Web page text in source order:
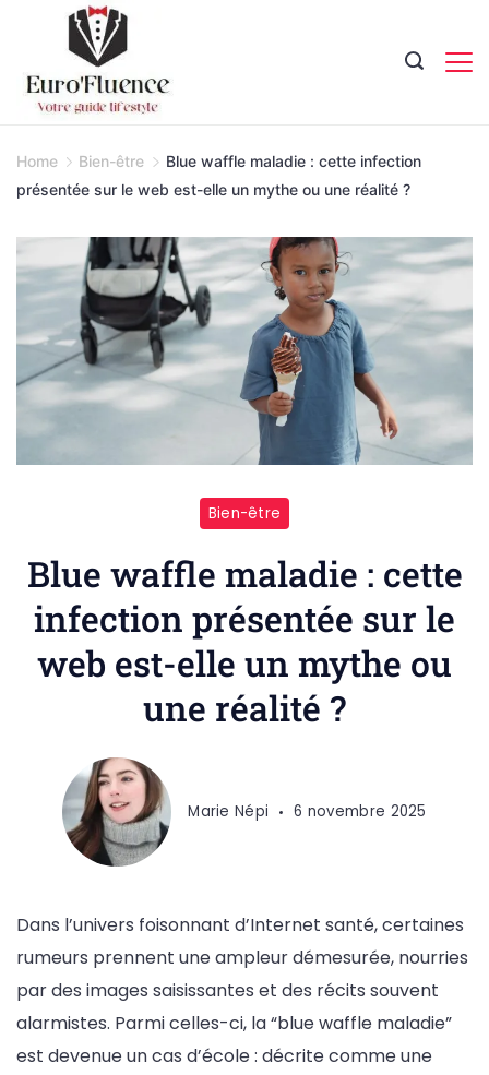
content
Home Bien-être
Blue waffle maladie : cette infection
présentée sur le web est-elle un mythe ou une réalité ?
Bien-être
Blue waffle maladie : cette
infection présentée sur le
web est-elle un mythe ou
une réalité ?
Marie Népi 6 novembre 2025
Dans l’univers foisonnant d’Internet santé, certaines
rumeurs prennent une ampleur démesurée, nourries
par des images saisissantes et des récits souvent
alarmistes. Parmi celles-ci, la “blue waffle maladie”
est devenue un cas d’école : décrite comme une